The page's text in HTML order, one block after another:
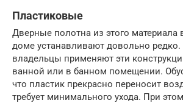
Пластиковые
Дверные полотна из этого материала
доме устанавливают довольно
владельцы применяют эти
ванной или в банном помещении.
что пластик прекрасно переносит
требует минимального ухода. При